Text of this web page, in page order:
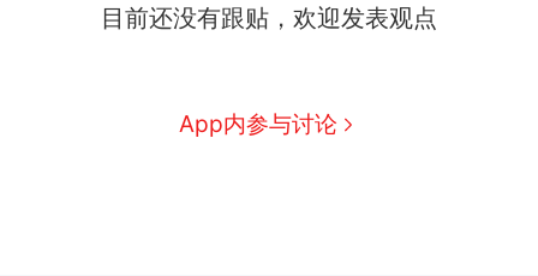
目前还没有跟贴，欢迎发表观点
App内参与讨论